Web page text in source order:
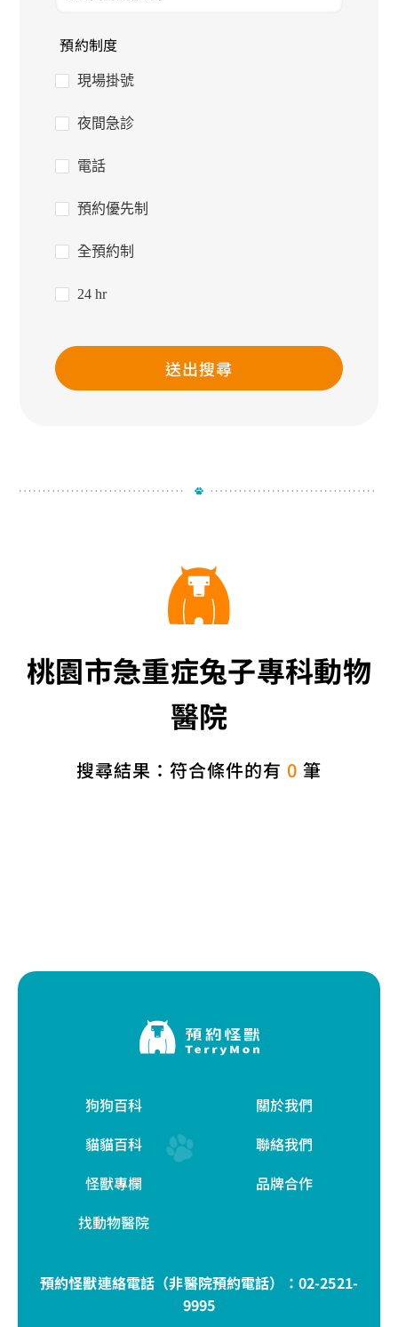
預約制度
現場掛號
夜間急診
電話
預約優先制
全預約制
24 hr
送出搜尋
桃園市急重症兔子專科動物
醫院
搜尋結果：符合條件的有 0 筆
狗狗百科
貓貓百科
怪獸專欄
找動物醫院
關於我們
聯絡我們
品牌合作
預約怪獸連絡電話（非醫院預約電話）： 02-2521-
9995